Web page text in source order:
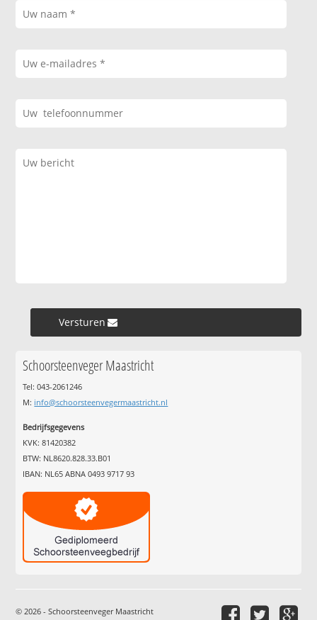
Versturen »
Schoorsteenveger Maastricht
Tel: 043-2061246
M: info@schoorsteenvegermaastricht.nl
Bedrijfsgegevens
KVK: 81420382
BTW: NL8620.828.33.B01
IBAN: NL65 ABNA 0493 9717 93
© 2026 - Schoorsteenveger Maastricht